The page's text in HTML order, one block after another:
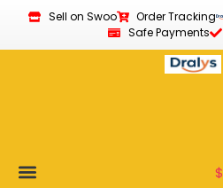
Sell on Swoo Order Tracking
Safe Payments
$